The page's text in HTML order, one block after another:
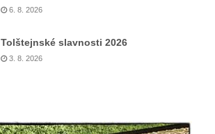
6. 8. 2026
Tolštejnské slavnosti 2026
3. 8. 2026